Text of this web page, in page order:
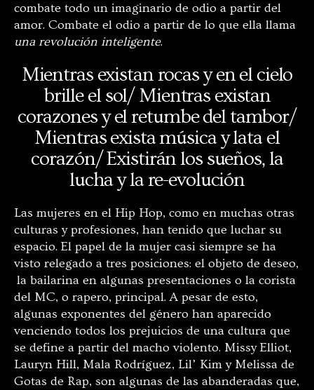
combate todo un imaginario de odio a partir del
amor. Combate el odio a partir de lo que ella llama
una revolución inteligente.
Mientras existan rocas y en el cielo
brille el sol/ Mientras existan
corazones y el retumbe del tambor/
Mientras exista música y lata el
corazón/ Existirán los sueños, la
lucha y la re-evolución
Las mujeres en el Hip Hop, como en muchas otras
culturas y profesiones, han tenido que luchar su
espacio. El papel de la mujer casi siempre se ha
visto relegado a tres posiciones: el objeto de deseo,
la bailarina en algunas presentaciones o la corista
del MC, o rapero, principal. A pesar de esto,
algunas exponentes del género han aparecido
venciendo todos los prejuicios de una cultura que
se define a partir del macho violento. Missy Elliot,
Lauryn Hill, Mala Rodríguez, Lil’ Kim y Melissa de
Gotas de Rap, son algunas de las abanderadas que,